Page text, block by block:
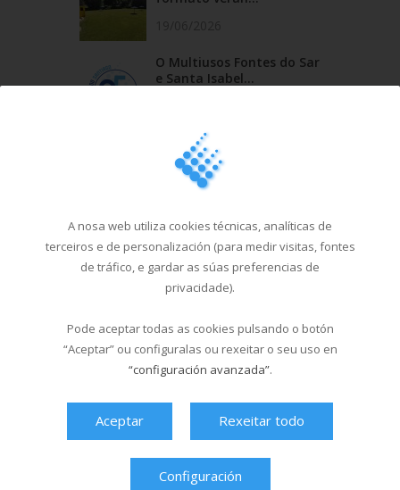
O Multiusos Fontes do Sar
e Santa Isabel...
Campus Sar verán 2026
29/04/2026
Cursos de natación en
Santa Isabel, do 1...
18/03/2026
Última hora
A nosa web utiliza cookies técnicas, analíticas de
terceiros e de personalización (para medir visitas, fontes
de tráfico, e gardar as súas preferencias de
privacidade).
Pode aceptar todas as cookies pulsando o botón
“Aceptar” ou configuralas ou rexeitar o seu uso en
“configuración avanzada”.
Aceptar Rexeitar todo
Configuración